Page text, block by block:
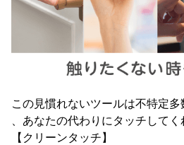
この見慣れないツールは不特定
、あなたの代わりにタッチして
【クリーンタッチ】